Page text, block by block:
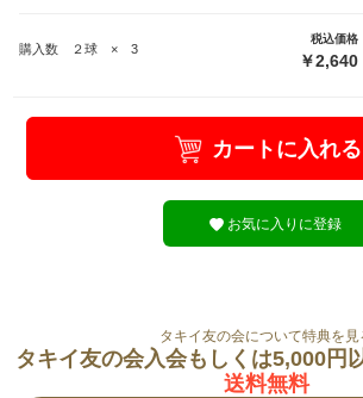
購入数 ２球 × 3
税込価格
￥2,640
カートに入れる
お気に入りに登録
タキイ友の会について特典を見
タキイ友の会入会もしくは5,000円
送料無料